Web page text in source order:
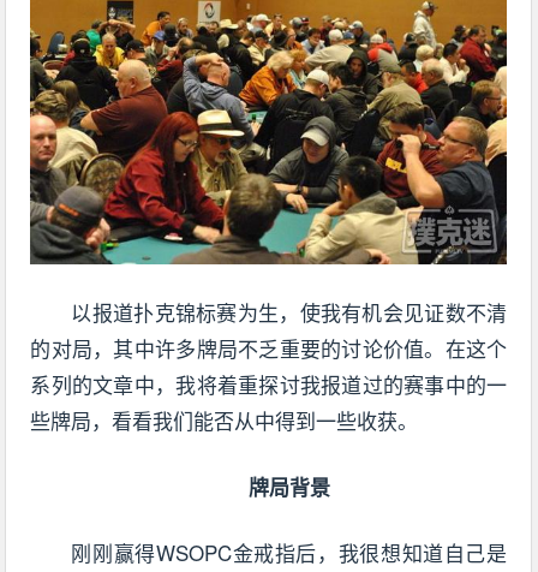
以报道扑克锦标赛为生，使我有机会见证数不清
的对局，其中许多牌局不乏重要的讨论价值。在这个
系列的文章中，我将着重探讨我报道过的赛事中的一
些牌局，看看我们能否从中得到一些收获。
牌局背景
刚刚赢得WSOPC金戒指后，我很想知道自己是